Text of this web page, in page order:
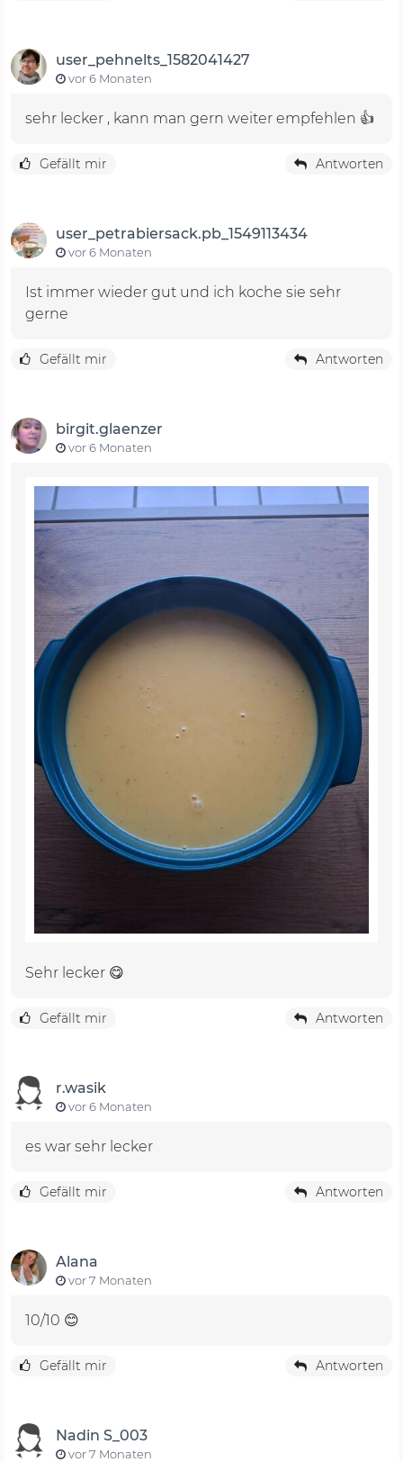
user_pehnelts_1582041427
vor 6 Monaten
sehr lecker , kann man gern weiter empfehlen 👍
Gefällt mir Antworten
user_petrabiersack.pb_1549113434
vor 6 Monaten
Ist immer wieder gut und ich koche sie sehr
gerne
Gefällt mir Antworten
birgit.glaenzer
vor 6 Monaten
Sehr lecker 😋
Gefällt mir Antworten
r.wasik
vor 6 Monaten
es war sehr lecker
Gefällt mir Antworten
Alana
vor 7 Monaten
10/10 😊
Gefällt mir Antworten
Nadin S_003
vor 7 Monaten